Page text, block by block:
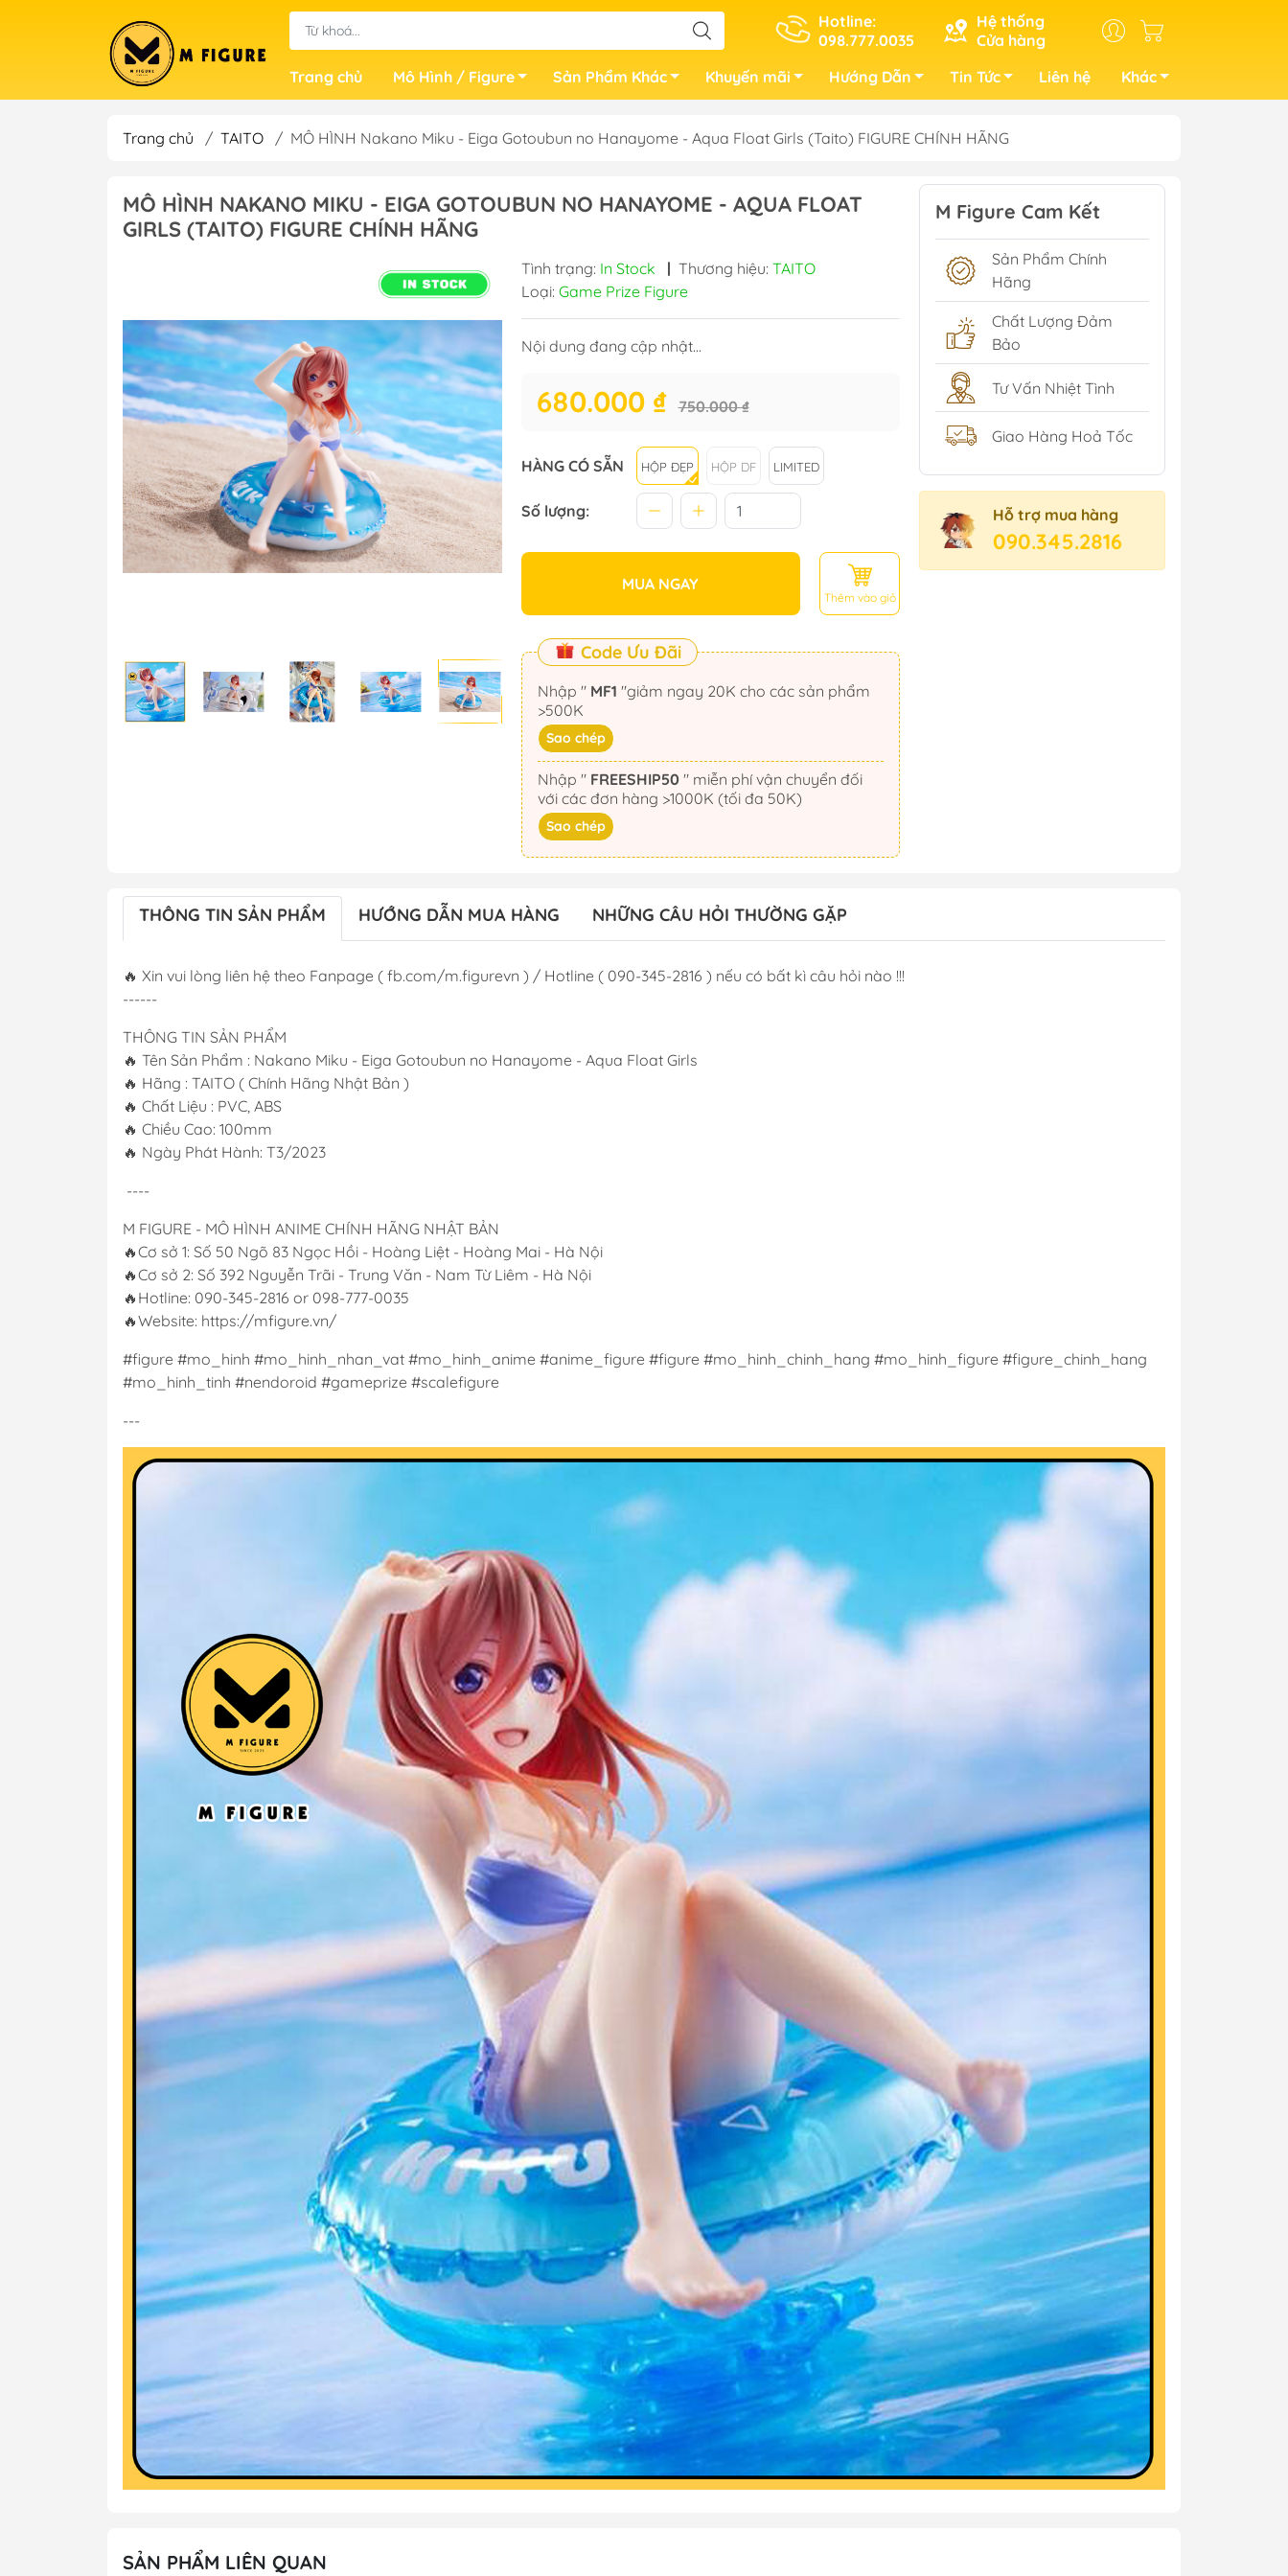
Hotline:
098.777.0035
Hệ thống
Cửa hàng
Trang chủ
Mô Hình / Figure Sản Phẩm Khác Khuyến mãi Hướng Dẫn Tin Tức Liên hệ Khác
Trang chủ / TAITO / MÔ HÌNH Nakano Miku - Eiga Gotoubun no Hanayome - Aqua Float Girls (Taito) FIGURE CHÍNH HÃNG
MÔ HÌNH NAKANO MIKU - EIGA GOTOUBUN NO HANAYOME - AQUA FLOAT
GIRLS (TAITO) FIGURE CHÍNH HÃNG
Tình trạng: In Stock | Thương hiệu: TAITO
Loại: Game Prize Figure
Nội dung đang cập nhật...
680.000 ₫ 750.000 ₫
HÀNG CÓ SẴN HỘP ĐẸP HỘP DF LIMITED
Số lượng:
MUA NGAY
Thêm vào giỏ
Code Ưu Đãi
Nhập " MF1
>500K
Sao chép
Nhập " FREESHIP50" miễn phí vận chuyển đối
với các đơn hàng >1000K (tối đa 50K)
Sao chép
M Figure Cam Kết
Sản Phẩm Chính
Hãng
Chất Lượng Đảm
Bảo
Tư Vấn Nhiệt Tình
Giao Hàng Hoả Tốc
Hỗ trợ mua hàng
090.345.2816
THÔNG TIN SẢN PHẨM HƯỚNG DẪN MUA HÀNG NHỮNG CÂU HỎI THƯỜNG GẶP
🔥 Xin vui lòng liên hệ theo Fanpage ( fb.com/m.figurevn ) / Hotline ( 090-345-2816 ) nếu có bất kì câu hỏi nào !!!
------
THÔNG TIN SẢN PHẨM
🔥 Tên Sản Phẩm : Nakano Miku - Eiga Gotoubun no Hanayome - Aqua Float Girls
🔥 Hãng : TAITO ( Chính Hãng Nhật Bản )
🔥 Chất Liệu : PVC, ABS
🔥 Chiều Cao: 100mm
🔥 Ngày Phát Hành: T3/2023
----
M FIGURE - MÔ HÌNH ANIME CHÍNH HÃNG NHẬT BẢN
🔥Cơ sở 1: Số 50 Ngõ 83 Ngọc Hồi - Hoàng Liệt - Hoàng Mai - Hà Nội
🔥Cơ sở 2: Số 392 Nguyễn Trãi - Trung Văn - Nam Từ Liêm - Hà Nội
🔥Hotline: 090-345-2816 or 098-777-0035
🔥Website: https://mfigure.vn/
#figure #mo_hinh #mo_hinh_nhan_vat #mo_hinh_anime #anime_figure #figure #mo_hinh_chinh_hang #mo_hinh_figure #figure_chinh_hang
#mo_hinh_tinh #nendoroid #gameprize #scalefigure
---
SẢN PHẨM LIÊN QUAN